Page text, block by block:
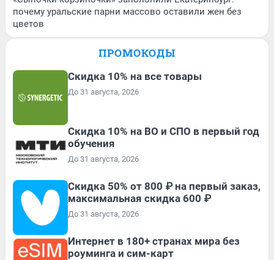
почему уральские парни массово оставили жен без
цветов
ПРОМОКОДЫ
Скидка 10% на все товары
До 31 августа, 2026
Скидка 10% на ВО и СПО в первый год
обучения
До 31 августа, 2026
Скидка 50% от 800 ₽ на первый заказ,
максимальная скидка 600 ₽
До 31 августа, 2026
Интернет в 180+ странах мира без
роуминга и сим-карт